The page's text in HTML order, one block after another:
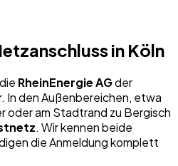
in Köln
RheinEnergie AGder
den Außenbereichen, etwa
oder am Stadtrand zu Bergisch
. Wir kennen beide
die Anmeldung komplett